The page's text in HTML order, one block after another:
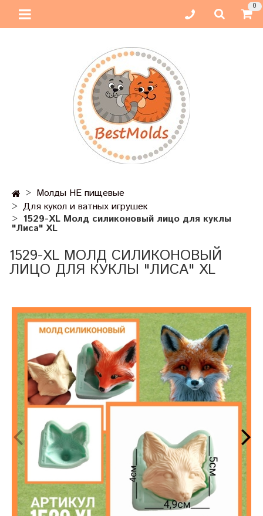
0
Молды НЕ пищевые
Для кукол и ватных игрушек
1529-XL Молд силиконовый лицо для куклы
"Лиса" XL
1529-XL МОЛД СИЛИКОНОВЫЙ
ЛИЦО ДЛЯ КУКЛЫ "ЛИСА" XL